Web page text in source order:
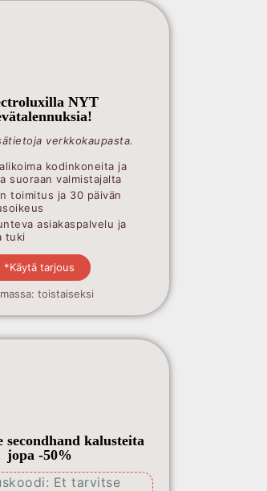
NYT
verkkokaupasta.
kodinkoneita ja
suoraan valmistajalta
toimitus ja 30 päivän
asiakaspalvelu ja
tuki
*Käytä tarjous
toistaiseksi
kalusteita
jopa -50%
Et tarvitse